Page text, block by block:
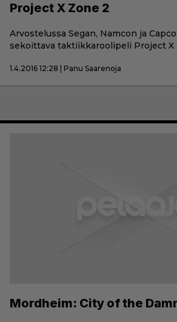
Project X Zone 2
Arvostelussa Segan, Namcon ja
sekoittava taktiikkaroolipeli Project X
1.4.2016 12:28 | Panu Saarenoja
Mordheim: City of the